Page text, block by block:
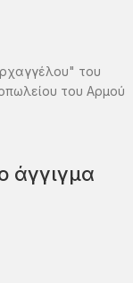
του
του Αρμού
άγγιγμα